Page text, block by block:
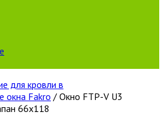
для кровли в
окна Fakro / Окно FTP-V U3
66х118